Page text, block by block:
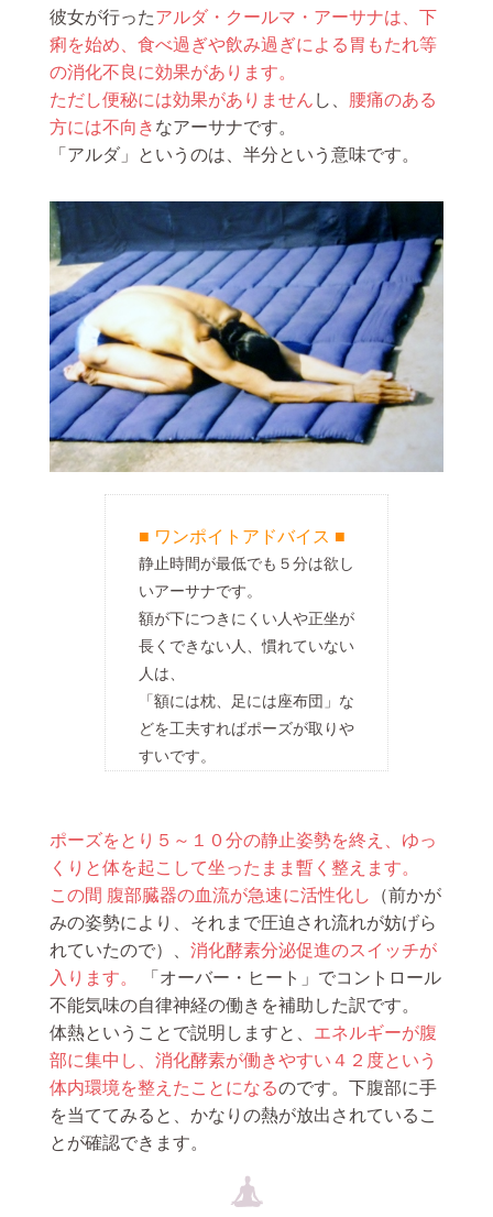
彼女が行ったアルダ・クールマ・アーサナは、下
痢を始め、食べ過ぎや飲み過ぎによる胃もたれ等
の消化不良に効果があります。
ただし便秘には効果がありません し、 腰痛のある
方には不向き なアーサナです。
「アルダ」というのは、半分という意味です。
■ ワンポイトアドバイス ■
静止時間が最低でも５分は欲し
いアーサナです。
額が下につきにくい人や正坐が
長くできない人、慣れていない
人は、
「額には枕、足には座布団」な
どを工夫すればポーズが取りや
すいです。
ポーズをとり５～１０分の静止姿勢を終え、ゆっ
くりと体を起こして坐ったまま暫く整えます。
この間 腹部臓器の血流が急速に活性化し
（前かが
みの姿勢により、それまで圧迫され流れが妨げら
れていたので）、 消化酵素分泌促進のスイッチが
入ります。
「オーバー・ヒート」でコントロール
不能気味の自律神経の働きを補助した訳です。
体熱ということで説明しますと、 エネルギーが腹
部に集中し、消化酵素が働きやすい４２度という
体内環境を整えたことになるのです。下腹部に手
を当ててみると、かなりの熱が放出されているこ
とが確認できます。